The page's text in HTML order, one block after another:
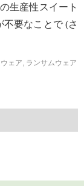
生産性スイート
要なことで (さ
ェア, ランサムウェア